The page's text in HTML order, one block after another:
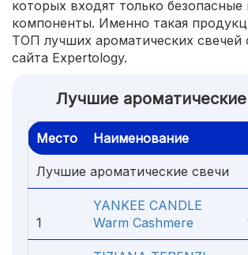
которых входят только безопасные
компоненты. Именно такая
ТОП лучших ароматических свечей
сайта Expertology.
Лучшие
Место Наименование
Лучшие ароматические свечи
1
YANKEE CANDLE
Warm Cashmere